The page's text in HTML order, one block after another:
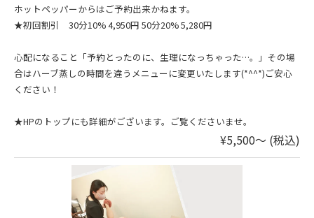
ホットペッパーからはご予約出来かねます。
★初回割引 30分10% 4,950円 50分20% 5,280円
心配になること「予約とったのに、生理になっちゃった…。」その場
合はハーブ蒸しの時間を違うメニューに変更いたします(*^^*)ご安心
ください！
★HPのトップにも詳細がございます。ご覧くださいませ。
¥5,500〜 (税込)